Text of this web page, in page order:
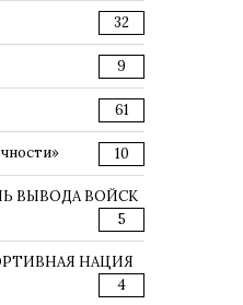
32
9
61
10
ВЫВОДА ВОЙСК
5
НАЦИЯ
4